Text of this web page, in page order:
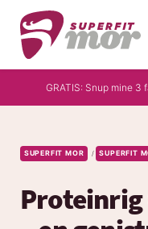
GRATIS: Snup mine
SUPERFIT MOR / SUPERFIT
Proteinrig